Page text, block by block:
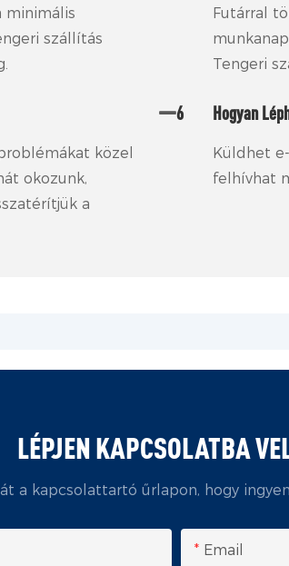
minimális
szállítás
Futárral
Tengeri
közel
okozunk,
a
6 Hogyan
Küldhet
felhívhat
LÉPJEN KAPCSOLATBA
a kapcsolattartó űrlapon, hogy
Email